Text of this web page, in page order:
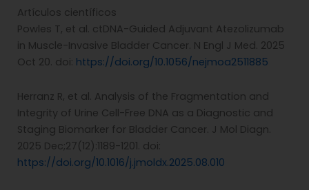
Artículos científicos
Powles T, et al. ctDNA-Guided Adjuvant Atezolizumab
in Muscle-Invasive Bladder Cancer. N Engl J Med. 2025
Oct 20. doi: https://doi.org/10.1056/nejmoa2511885
Herranz R, et al. Analysis of the Fragmentation and
Integrity of Urine Cell-Free DNA as a Diagnostic and
Staging Biomarker for Bladder Cancer. J Mol Diagn.
2025 Dec;27(12):1189-1201. doi:
https://doi.org/10.1016/j.jmoldx.2025.08.010